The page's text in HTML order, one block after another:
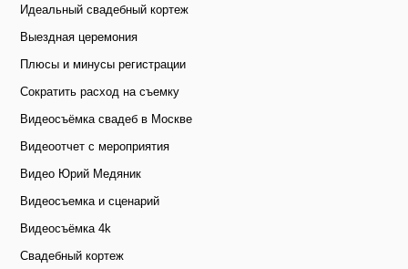
Идеальный свадебный кортеж
Выездная церемония
Плюсы и минусы регистрации
Сократить расход на съемку
Видеосъёмка свадеб в Москве
Видеоотчет с мероприятия
Видео Юрий Медяник
Видеосъемка и сценарий
Видеосъёмка 4k
Свадебный кортеж